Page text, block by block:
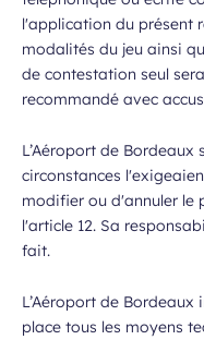
l'application du présent
modalités du jeu ainsi
de contestation seul
recommandé avec
L’Aéroport de Bordeaux
circonstances
modifier ou d'annuler le
l'article 12. Sa
fait.
L’Aéroport de Bordeaux
place tous les moyens